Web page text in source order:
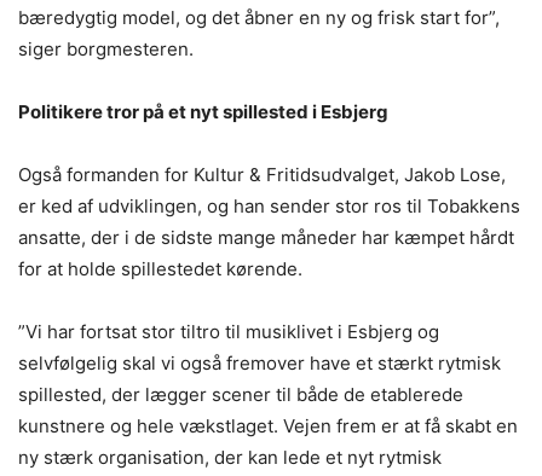
bæredygtig model, og det åbner en ny og frisk start for”,
siger borgmesteren.
Politikere tror på et nyt spillested i Esbjerg
Også formanden for Kultur & Fritidsudvalget, Jakob Lose,
er ked af udviklingen, og han sender stor ros til Tobakkens
ansatte, der i de sidste mange måneder har kæmpet hårdt
for at holde spillestedet kørende.
”Vi har fortsat stor tiltro til musiklivet i Esbjerg og
selvfølgelig skal vi også fremover have et stærkt rytmisk
spillested, der lægger scener til både de etablerede
kunstnere og hele vækstlaget. Vejen frem er at få skabt en
ny stærk organisation, der kan lede et nyt rytmisk